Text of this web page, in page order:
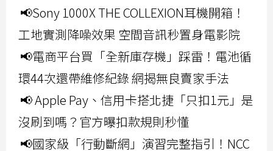
📢Sony 1000X THE COLLEXION耳機開箱！
工地實測降噪效果 空間音訊秒置身電影院
📢電商平台買「全新庫存機」踩雷！電池循
環44次還帶維修紀錄 網揭無良賣家手法
📢 Apple Pay、信用卡搭北捷「只扣1元」是
沒刷到嗎？官方曝扣款規則秒懂
📢國家級「行動斷網」演習完整指引！NCC